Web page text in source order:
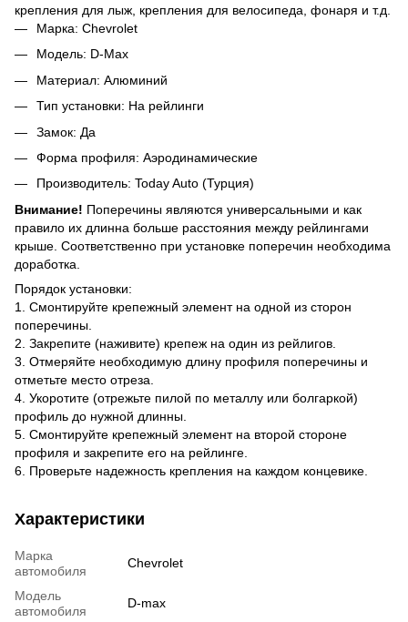
крепления для лыж, крепления для велосипеда, фонаря и т.д.
Марка: Chevrolet
Модель: D-Max
Материал: Алюминий
Тип установки: На рейлинги
Замок: Да
Форма профиля: Аэродинамические
Производитель: Today Auto (Турция)
Внимание! Поперечины являются универсальными и как
правило их длинна больше расстояния между рейлингами
крыше. Соответственно при установке поперечин необходима
доработка.
Порядок установки:
1. Смонтируйте крепежный элемент на одной из сторон
поперечины.
2. Закрепите (наживите) крепеж на один из рейлигов.
3. Отмеряйте необходимую длину профиля поперечины и
отметьте место отреза.
4. Укоротите (отрежьте пилой по металлу или болгаркой)
профиль до нужной длинны.
5. Смонтируйте крепежный элемент на второй стороне
профиля и закрепите его на рейлинге.
6. Проверьте надежность крепления на каждом концевике.
Характеристики
Марка
автомобиля
Chevrolet
Модель
автомобиля
D-max